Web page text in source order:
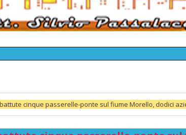
cinque passerelle-ponte sul fiume Morello, dodici